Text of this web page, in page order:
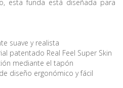
esta funda está diseñada para
suave y realista
patentado Real Feel Super Skin
mediante el tapón
diseño ergonómico y fácil